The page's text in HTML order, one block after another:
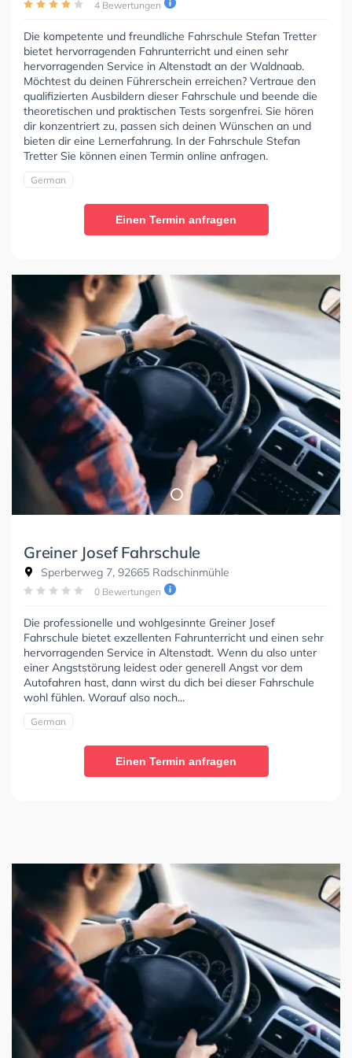
4 Bewertungen
Die kompetente und freundliche Fahrschule Stefan Tretter
bietet hervorragenden Fahrunterricht und einen sehr
hervorragenden Service in Altenstadt an der Waldnaab.
Möchtest du deinen Führerschein erreichen? Vertraue den
qualifizierten Ausbildern dieser Fahrschule und beende die
theoretischen und praktischen Tests sorgenfrei. Sie hören
dir konzentriert zu, passen sich deinen Wünschen an und
bieten dir eine Lernerfahrung. In der Fahrschule Stefan
Tretter Sie können einen Termin online anfragen.
German
Einen Termin anfragen
Greiner Josef Fahrschule
Sperberweg 7, 92665 Radschinmühle
0 Bewertungen
Die professionelle und wohlgesinnte Greiner Josef
Fahrschule bietet exzellenten Fahrunterricht und einen sehr
hervorragenden Service in Altenstadt. Wenn du also unter
einer Angststörung leidest oder generell Angst vor dem
Autofahren hast, dann wirst du dich bei dieser Fahrschule
wohl fühlen. Worauf also noch...
German
Einen Termin anfragen